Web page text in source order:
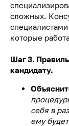
сложных.
которые
Шаг 3.
кандидату.
себя в
ему